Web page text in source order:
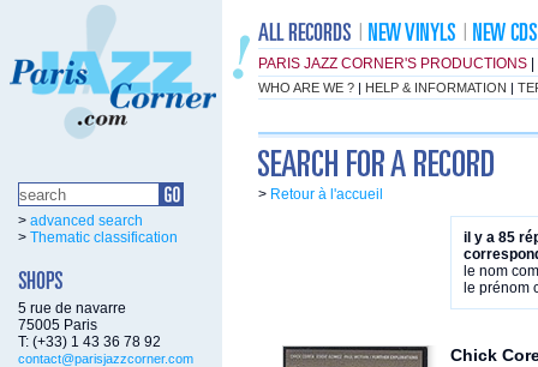
PARIS JAZZ CORNER'S PRODUCTIONS
WHO ARE WE ? | HELP & INFORMATION |
> advanced search
> Thematic classification
5 rue de navarre
75005 Paris
T: (+33) 1 43 36 78 92
contact@parisjazzcorner.com
> Retour à l'accueil
il y a 85
le nom
le prénom
Chick